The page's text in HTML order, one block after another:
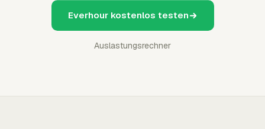
Everhour kostenlos testen
Auslastungsrechner